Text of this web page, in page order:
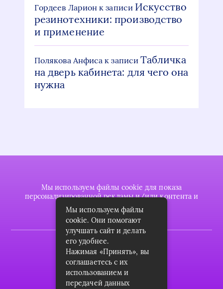
Гордеев Ларион к записи Искусство
резинотехники: производство
и применение
Полякова Анфиса к записиТабличка
на дверь кабинета: для чего она
нужна
Мы используем файлы cookie для показа
персонализированной рекламы и/или контента и
анализа нашего трафика.
2022 © plasttrubkomplekt.ru
Карта сайта
Контакты
Мы используем файлы
cookie. Они помогают
улучшать сайт и делать
его удобнее.
Нажимая «Принять», вы
соглашаетесь с их
использованием и
передачей данных